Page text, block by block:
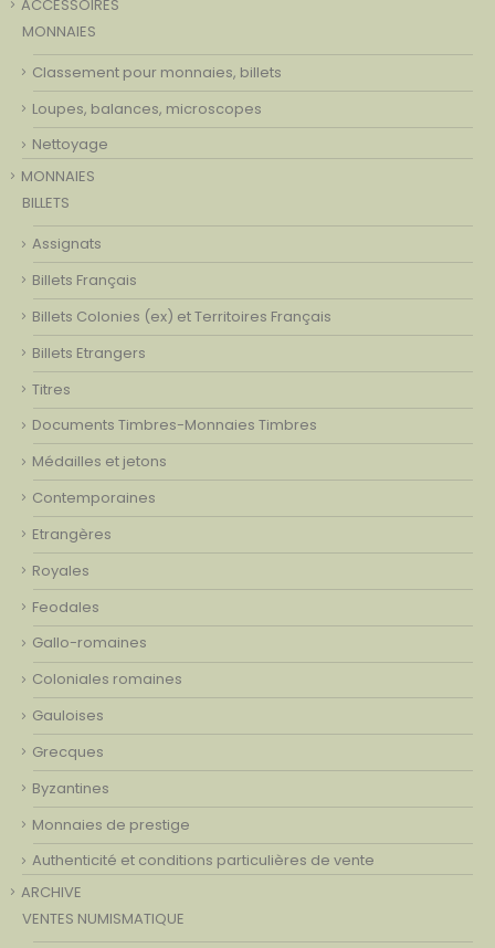
ACCESSOIRES
MONNAIES
Classement pour monnaies, billets
Loupes, balances, microscopes
Nettoyage
MONNAIES
BILLETS
Assignats
Billets Français
Billets Colonies (ex) et Territoires Français
Billets Etrangers
Titres
Documents Timbres-Monnaies Timbres
Médailles et jetons
Contemporaines
Etrangères
Royales
Feodales
Gallo-romaines
Coloniales romaines
Gauloises
Grecques
Byzantines
Monnaies de prestige
Authenticité et conditions particulières de vente
ARCHIVE
VENTES NUMISMATIQUE